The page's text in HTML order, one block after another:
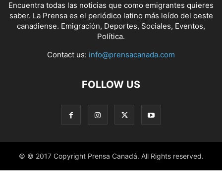
Encuentra todas las noticias que como emigrantes quieres
saber. La Prensa es el periódico latino más leído del oeste
canadiense. Emigración, Deportes, Sociales, Eventos,
Política.
Contact us: info@prensacanada.com
FOLLOW US
© © 2017 Copyright Prensa Canadá. All Rights reserved.